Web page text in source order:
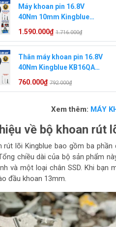
Máy khoan pin 16.8V
40Nm 10mm Kingblue
KB16QA2 (2 pin 2ampe)
1.590.000₫ 1.716.000₫
Thân máy khoan pin 16.8V
40Nm Kingblue KB16QA
không chổi than
760.000₫ 792.000₫
Xem thêm: MÁY
về bộ khoan rút
rút lõi Kingblue bao gồm ba
chiều dài của bộ sản phẩm
và một loại chân SSD. Khi bạn
đầu khoan 13mm.